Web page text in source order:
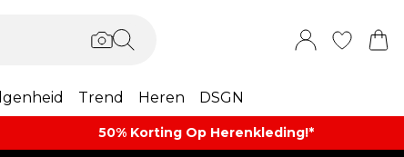
Trend Heren DSGN
50% Korting Op Herenkleding​!*​